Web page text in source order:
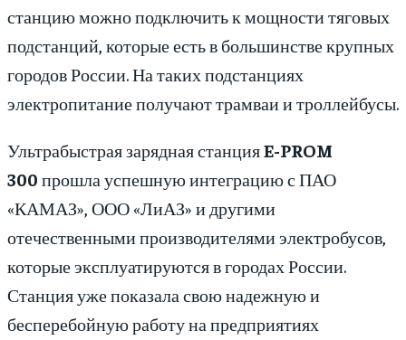
станцию можно подключить к мощности тяговых
подстанций, которые есть в большинстве крупных
городов России. На таких подстанциях
электропитание получают трамваи и троллейбусы.
Ультрабыстрая зарядная станцияE-PROM
300 прошла успешную интеграцию с ПАО
«КАМАЗ», ООО «ЛиАЗ» и другими
отечественными производителями электробусов,
которые эксплуатируются в городах России.
Станция уже показала свою надежную и
бесперебойную работу на предприятиях